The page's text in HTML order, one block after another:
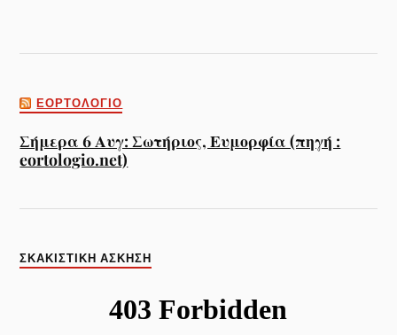
ΕΟΡΤΟΛΌΓΙΟ
Σήμερα 6 Αυγ: Σωτήριος, Ευμορφία (πηγή :
eortologio.net)
ΣΚΑΚΙΣΤΙΚΉ ΆΣΚΗΣΗ